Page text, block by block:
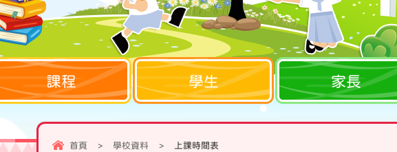
課程 學生 家長
首頁 > 學校資料 > 上課時間表